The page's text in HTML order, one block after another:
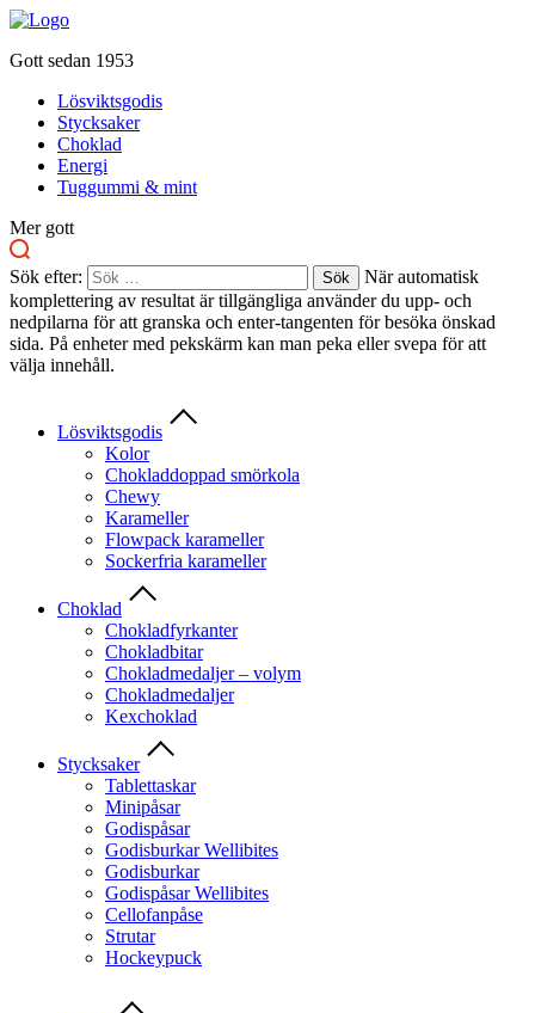
Gott sedan 1953
Lösviktsgodis
Stycksaker
Choklad
Energi
Tuggummi & mint
Mer gott
Sök efter:
När automatisk
komplettering av resultat är tillgängliga använder du upp- och
nedpilarna för att granska och enter-tangenten för besöka önskad
sida. På enheter med pekskärm kan man peka eller svepa för att
välja innehåll.
Lösviktsgodis
Kolor
Chokladdoppad smörkola
Chewy
Karameller
Flowpack karameller
Sockerfria karameller
Choklad
Chokladfyrkanter
Chokladbitar
Chokladmedaljer – volym
Chokladmedaljer
Kexchoklad
Stycksaker
Tablettaskar
Minipåsar
Godispåsar
Godisburkar Wellibites
Godisburkar
Godispåsar Wellibites
Cellofanpåse
Strutar
Hockeypuck